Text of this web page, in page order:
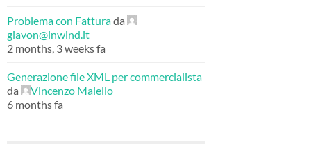
Problema con Fatturada
giavon@inwind.it
2 months, 3 weeks fa
Generazione file XML per commercialista
da
Vincenzo Maiello
6 months fa